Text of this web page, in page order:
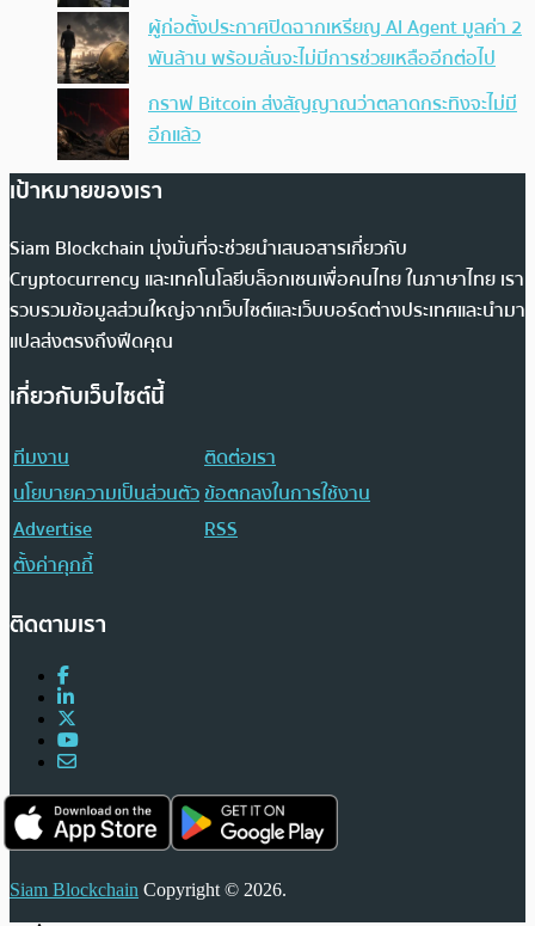
ผู้ก่อตั้งประกาศปิดฉากเหรียญ AI Agent มูลค่า 2
พันล้าน พร้อมลั่นจะไม่มีการช่วยเหลืออีกต่อไป
กราฟ Bitcoin ส่งสัญญาณว่าตลาดกระทิงจะไม่มี
อีกแล้ว
เป้าหมายของเรา
Siam Blockchain มุ่งมั่นที่จะช่วยนำเสนอสารเกี่ยวกับ
Cryptocurrency และเทคโนโลยีบล็อกเชนเพื่อคนไทย ในภาษาไทย เรา
รวบรวมข้อมูลส่วนใหญ่จากเว็บไซต์และเว็บบอร์ดต่างประเทศและนำมา
แปลส่งตรงถึงฟีดคุณ
เกี่ยวกับเว็บไซต์นี้
ทีมงาน
ติดต่อเรา
นโยบายความเป็นส่วนตัวข้อตกลงในการใช้งาน
Advertise
RSS
ตั้งค่าคุกกี้
ติดตามเรา
Siam Blockchain Copyright © 2026.